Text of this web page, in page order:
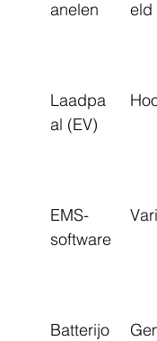
anelen
eld
Laadpa
al (EV)
EMS-
software
Batterijo